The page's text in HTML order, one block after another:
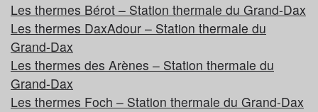
Les thermes Bérot – Station thermale du Grand-Dax
Les thermes DaxAdour – Station thermale du
Grand-Dax
Les thermes des Arènes – Station thermale du
Grand-Dax
Les thermes Foch – Station thermale du Grand-Dax